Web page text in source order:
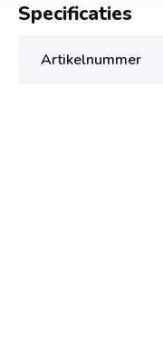
Specificaties
Artikelnummer